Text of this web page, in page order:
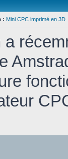
: Mini CPC imprimé en 3D
a